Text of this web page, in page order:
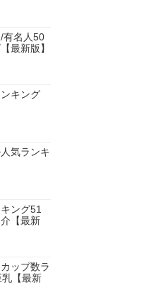
有名人50
最新版】
キング
気ランキ
ング51
【最新
ップ数ラ
【最新